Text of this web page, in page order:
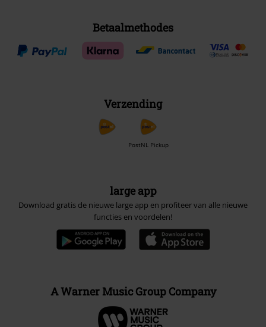
Betaalmethodes
Verzending
PostNL Pickup
large app
Download gratis de nieuwe large app en profiteer van alle nieuwe
functies en voordelen!
A Warner Music Group Company